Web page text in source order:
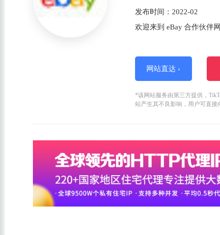
发布时间：2022-02
欢迎来到 eBay 合作伙伴
网站直达 ›
*该网站服务由第三方提供，
站产生其不良影响，用户可直